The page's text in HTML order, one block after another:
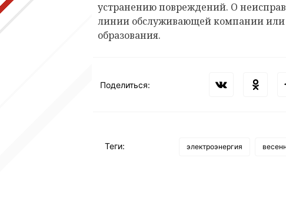
устранению повреждений. О
линии обслуживающей компании
образования.
Поделиться:
Теги: электроэнергия